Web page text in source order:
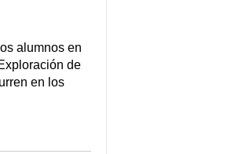
alumnos en
de
en los